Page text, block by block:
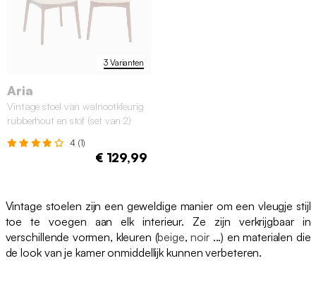
3 Varianten
Aria
Vintage stoel van walnootkleurig
rubberhout en stof (set van 2)
4 (1)
€ 129,99
Vintage stoelen zijn een geweldige manier om een vleugje stijl
toe te voegen aan elk interieur. Ze zijn verkrijgbaar in
verschillende vormen, kleuren (beige,noir ...) en materialen die
de look van je kamer onmiddellijk kunnen verbeteren.